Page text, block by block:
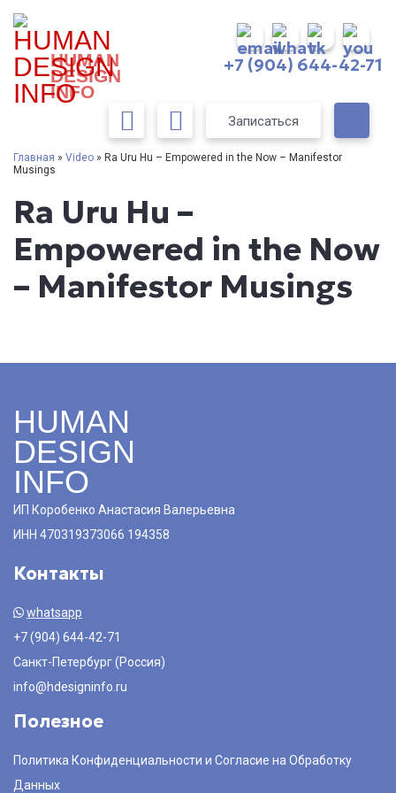
HUMAN
DESIGN
INFO
+7 (904) 644-42-71
Записаться
Главная » Video » Ra Uru Hu – Empowered in the Now – Manifestor
Musings
Ra Uru Hu –
Empowered in the Now
– Manifestor Musings
HUMAN
DESIGN
INFO
ИП Коробенко Анастасия Валерьевна
ИНН 470319373066 194358
Контакты
whatsapp
+7 (904) 644-42-71
Санкт-Петербург (Россия)
info@hdesigninfo.ru
Полезное
Политика Конфиденциальности и Согласие на Обработку
Данных